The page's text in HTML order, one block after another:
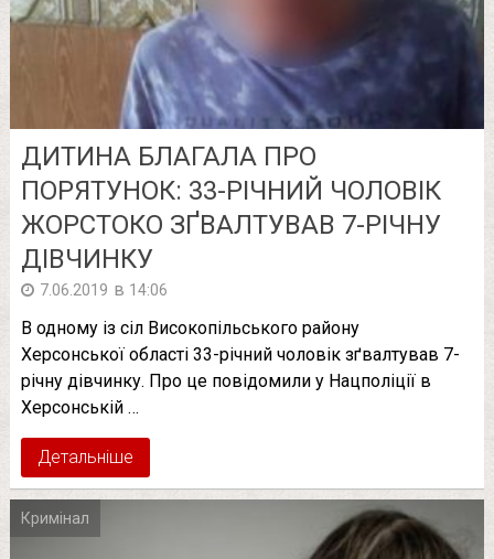
ДИТИНА БЛАГАЛА ПРО
ПОРЯТУНОК: 33-РІЧНИЙ ЧОЛОВІК
ЖОРСТОКО ЗҐВАЛТУВАВ 7-РІЧНУ
ДІВЧИНКУ
7.06.2019 в 14:06
В одному із сіл Високопільського району
Херсонської області 33-річний чоловік зґвалтував 7-
річну дівчинку. Про це повідомили у Нацполіції в
Херсонській …
Детальніше
Кримінал